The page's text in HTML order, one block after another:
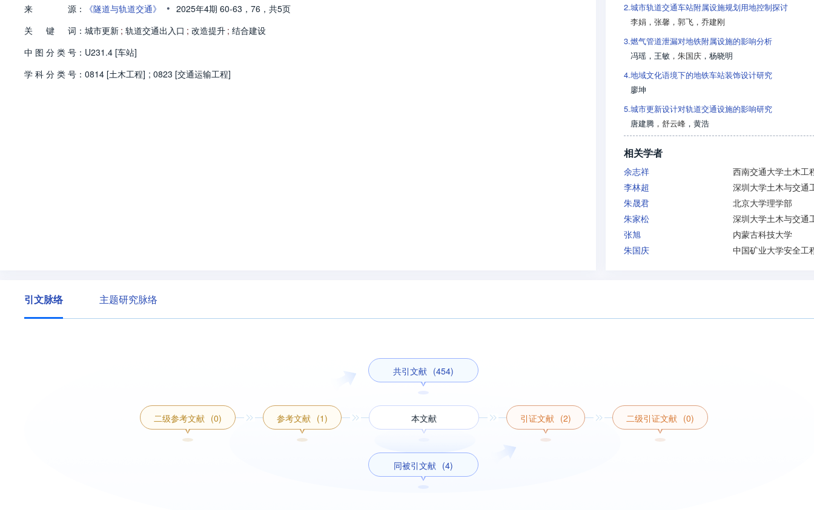
来
源： 《隧道与轨道交通》 • 2025年4期 60-63， 76， 共5页
关
键 词： 城市更新 ; 轨道交通出入口 ; 改造提升 ; 结合建设
中 图 分 类 号： U231.4 [车站]
学 科 分 类 号： 0814 [土木工程] ; 0823 [交通运输工程]
2.城市轨道交通车站附属设施规划用地控制探讨
李娟 ， 张馨 ， 郭飞 ， 乔建刚
3.燃气管道泄漏对地铁附属设施的影响分析
冯瑶 ， 王敏 ， 朱国庆 ， 杨晓明
4.地域文化语境下的地铁车站装饰设计研究
廖坤
5.城市更新设计对轨道交通设施的影响研究
唐建腾 ， 舒云峰 ， 黄浩
相关学者
余志祥
李林超
朱晟君
北京大学理学部
朱家松
张旭
内蒙古科技大学
朱国庆
引文脉络 主题研究脉络
二级参考文献 (0) 参考文献 (1)
共引文献 (454)
本文献
同被引文献 (4)
引证文献 (2) 二级引证文献 (0)